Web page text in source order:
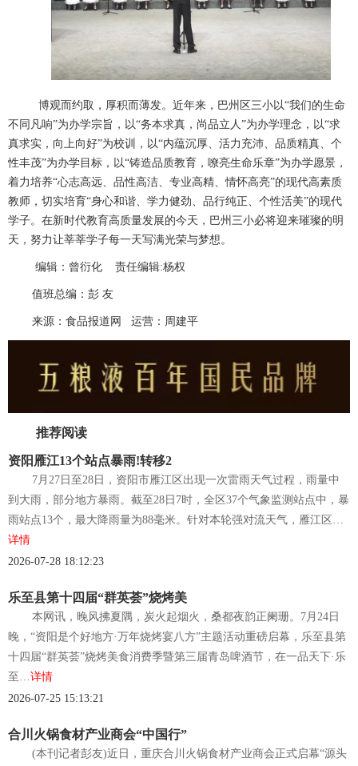
博观而约取，厚积而薄发。近年来，巴州区三小以“我们的生命
不同凡响”为办学宗旨，以“务本求真，尚品立人”为办学理念，以“求
真求实，向上向好”为校训，以“内蕴沉厚、活力充沛、品质精真、个
性丰茂”为办学目标，以“铸造品质教育，嘹亮生命乐章”为办学愿景，
着力培养“心志高远、品性高洁、专业高精、情怀高亮”的现代高素质
教师，切实培育“身心和谐、学力健劲、品行纯正、个性活美”的现代
学子。在新时代教育高质量发展的今天，巴州三小必将迎来璀璨的明
天，努力让莘莘学子每一天写满光荣与梦想。
编辑： 曾衍化 责任编辑:杨权
值班总编：彭 友
来源：食品报道网 运营：周建平
推荐阅读
资阳雁江13个站点暴雨!转移2
7月27日至28日，资阳市雁江区出现一次雷雨天气过程，雨量中
到大雨，部分地方暴雨。截至28日7时，全区37个气象监测站点中，暴
雨站点13个，最大降雨量为88毫米。针对本轮强对流天气，雁江区…
详情
2026-07-28 18:12:23
乐至县第十四届“群英荟”烧烤美
本网讯，晚风拂夏隅，炭火起烟火，桑都夜韵正阑珊。7月24日
晚，“资阳是个好地方·万年烧烤宴八方”主题活动重磅启幕，乐至县第
十四届“群英荟”烧烤美食消费季暨第三届青岛啤酒节，在一品天下·乐
至… 详情
2026-07-25 15:13:21
合川火锅食材产业商会“中国行”
(本刊记者彭友)近日，重庆合川火锅食材产业商会正式启幕“源头